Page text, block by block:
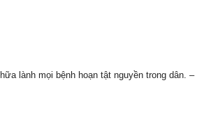
lành mọi bệnh hoạn tật nguyền trong dân. –